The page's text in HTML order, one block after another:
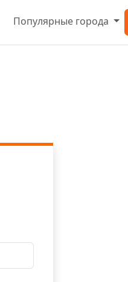
Популярные города